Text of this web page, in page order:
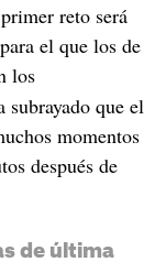
reto será
el que los de
los
subrayado que el
momentos
después de
de última